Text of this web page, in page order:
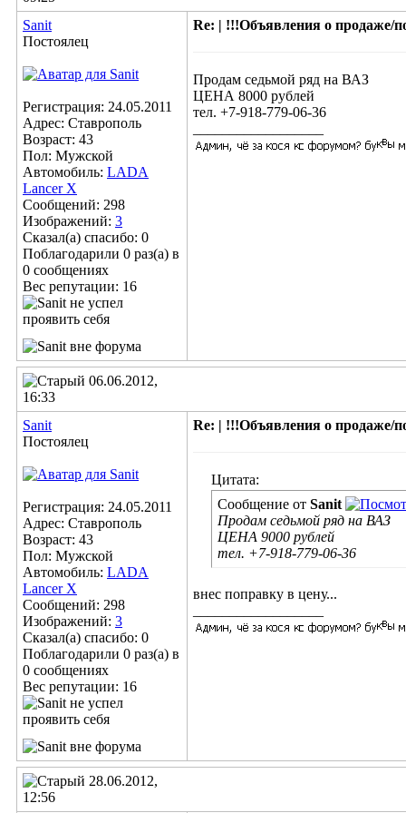
Sanit
Постоялец
Регистрация: 24.05.2011
Адрес: Ставрополь
Возраст: 43
Пол: Мужской
Автомобиль: LADA
Lancer X
Сообщений: 298
Изображений: 3
Сказал(а) спасибо: 0
Поблагодарили 0 раз(а) в
0 сообщениях
Вес репутации: 16
Re: | !!!Объявления о продаже/
Продам седьмой ряд на ВАЗ
ЦЕНА 8000 рублей
тел. +7-918-779-06-36
06.06.2012,
16:33
Sanit
Постоялец
Регистрация: 24.05.2011
Адрес: Ставрополь
Возраст: 43
Пол: Мужской
Автомобиль: LADA
Lancer X
Сообщений: 298
Изображений: 3
Сказал(а) спасибо: 0
Поблагодарили 0 раз(а) в
0 сообщениях
Вес репутации: 16
Re: | !!!Объявления о продаже/
Цитата:
Сообщение от Sanit
Продам седьмой ряд на ВАЗ
ЦЕНА 9000 рублей
тел. +7-918-779-06-36
внес поправку в цену...
28.06.2012,
12:56